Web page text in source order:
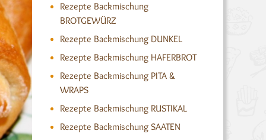
Rezepte Backmischung
BROTGEWÜRZ
Rezepte Backmischung DUNKEL
Rezepte Backmischung HAFERBROT
Rezepte Backmischung PITA &
WRAPS
Rezepte Backmischung RUSTIKAL
Rezepte Backmischung SAATEN